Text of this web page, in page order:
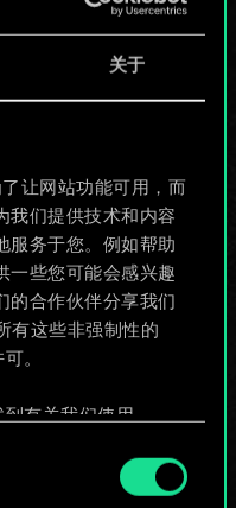
关于
让网站功能可用，而
我们提供技术和内容
服务于您。例如帮助
一些您可能会感兴趣
的合作伙伴分享我们
有这些非强制性的
。
有关我们使用
准备好继续，请点
了一套
不止这